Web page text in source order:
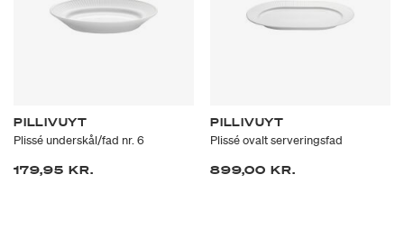
PILLIVUYT
Plissé underskål/fad nr. 6
179,95 KR.
PILLIVUYT
Plissé ovalt serveringsfad
899,00 KR.